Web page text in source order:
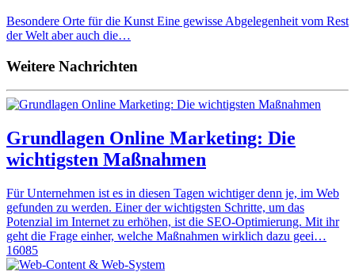
Besondere Orte für die Kunst Eine gewisse Abgelegenheit vom Rest
der Welt aber auch die…
Weitere Nachrichten
Grundlagen Online Marketing: Die
wichtigsten Maßnahmen
Für Unternehmen ist es in diesen Tagen wichtiger denn je, im Web
gefunden zu werden. Einer der wichtigsten Schritte, um das
Potenzial im Internet zu erhöhen, ist die SEO-Optimierung. Mit ihr
geht die Frage einher, welche Maßnahmen wirklich dazu geei…
16085